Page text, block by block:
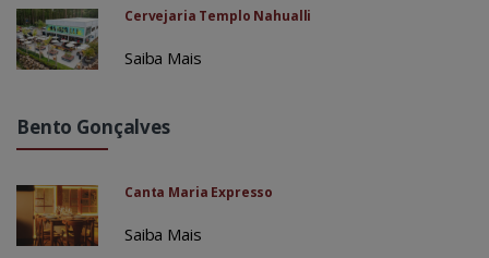
Cervejaria Templo Nahualli
Saiba Mais
Bento Gonçalves
Canta Maria Expresso
Saiba Mais